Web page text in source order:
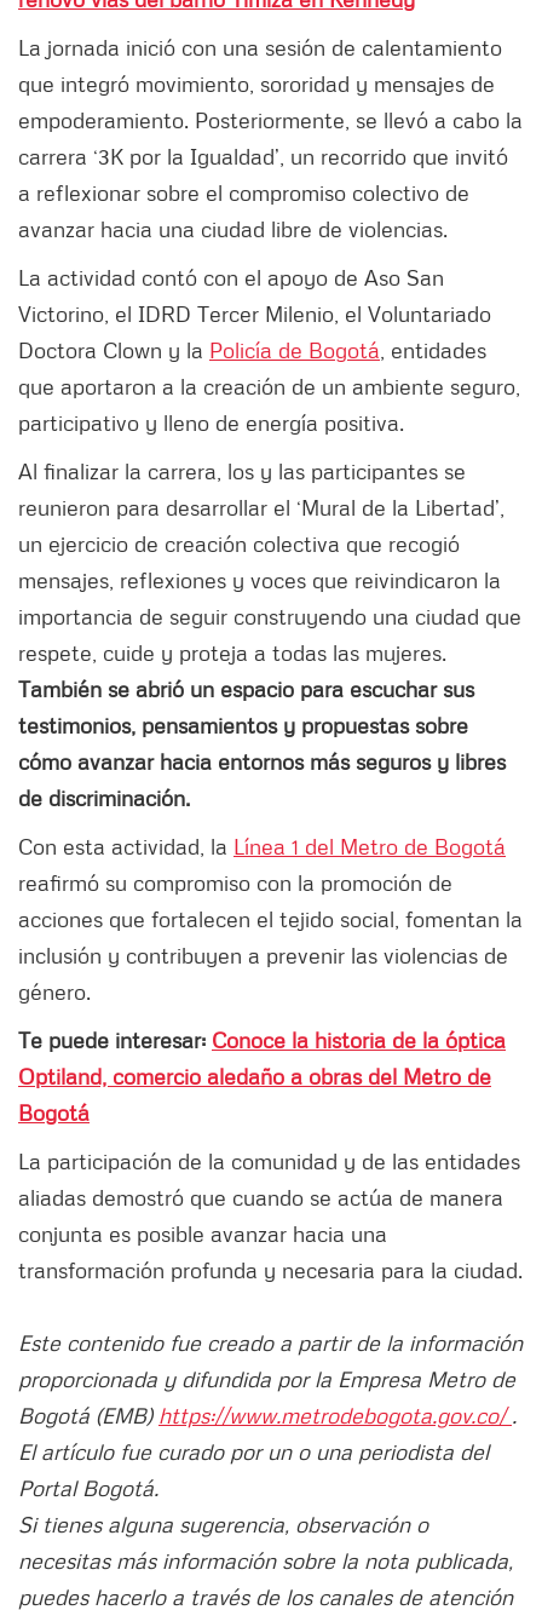
La jornada inició con una sesión de calentamiento
que integró movimiento, sororidad y mensajes de
empoderamiento. Posteriormente, se llevó a cabo la
carrera ‘3K por la Igualdad’, un recorrido que invitó
a reflexionar sobre el compromiso colectivo de
avanzar hacia una ciudad libre de violencias.
La actividad contó con el apoyo de Aso San
Victorino, el IDRD Tercer Milenio, el Voluntariado
Doctora Clown y la Policía de Bogotá , entidades
que aportaron a la creación de un ambiente seguro,
participativo y lleno de energía positiva.
Al finalizar la carrera, los y las participantes se
reunieron para desarrollar el ‘Mural de la Libertad’,
un ejercicio de creación colectiva que recogió
mensajes, reflexiones y voces que reivindicaron la
importancia de seguir construyendo una ciudad que
respete, cuide y proteja a todas las mujeres.
También se abrió un espacio para escuchar sus
testimonios, pensamientos y propuestas sobre
cómo avanzar hacia entornos más seguros y libres
de discriminación.
Con esta actividad, la Línea 1 del Metro de Bogotá
reafirmó su compromiso con la promoción de
acciones que fortalecen el tejido social, fomentan la
inclusión y contribuyen a prevenir las violencias de
género.
Te puede interesar: Conoce la historia de la óptica
Optiland, comercio aledaño a obras del Metro de
Bogotá
La participación de la comunidad y de las entidades
aliadas demostró que cuando se actúa de manera
conjunta es posible avanzar hacia una
transformación profunda y necesaria para la ciudad.
Este contenido fue creado a partir de la información
proporcionada y difundida por la Empresa Metro de
Bogotá (EMB) https://www.metrodebogota.gov.co/.
El artículo fue curado por un o una periodista del
Portal Bogotá.
Si tienes alguna sugerencia, observación o
necesitas más información sobre la nota publicada,
puedes hacerlo a través de los canales de atención